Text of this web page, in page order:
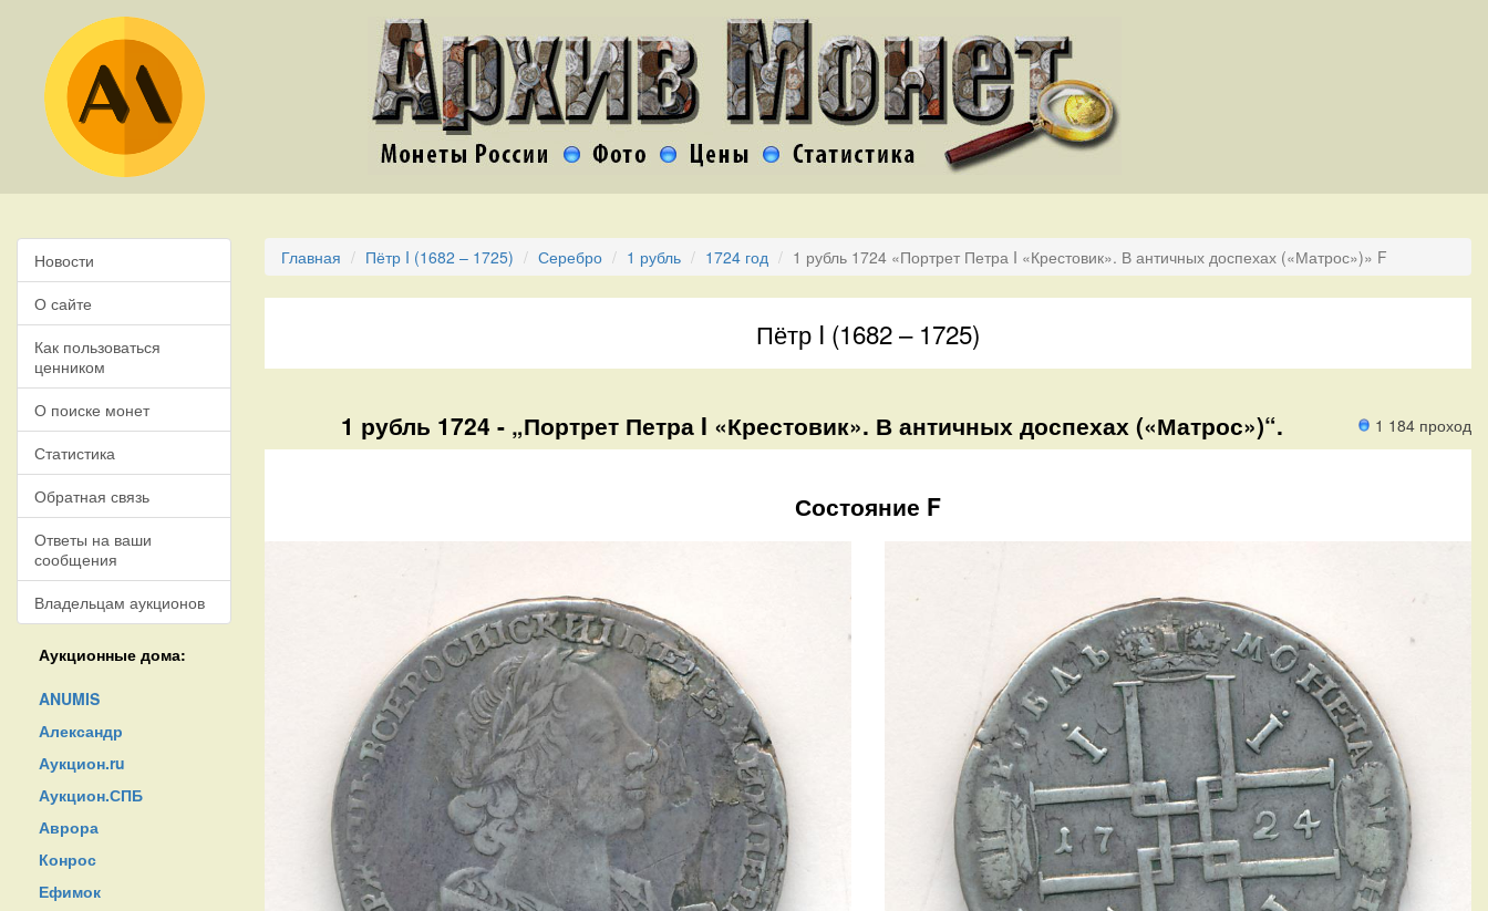
Новости
О сайте
Как пользоваться
ценником
О поиске монет
Статистика
Обратная связь
Ответы на ваши
сообщения
Владельцам аукционов
Аукционные дома:
ANUMIS
Александр
Аукцион.ru
Аукцион.СПБ
Аврора
Конрос
Ефимок
Главная Пётр I (1682 – 1725) Серебро 1 рубль 1724 год 1 рубль 1724 «Портрет Петра I «Крестовик». В античных доспехах («Матрос»)» F
Пётр I (1682 – 1725)
1 184 проход
1 рубль 1724 - „Портрет Петра I «Крестовик». В античных доспехах («Матрос»)“.
Состояние F